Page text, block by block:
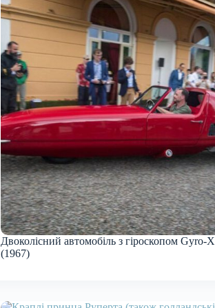
Двоколісний автомобіль з гіроскопом Gyro-X
(1967)